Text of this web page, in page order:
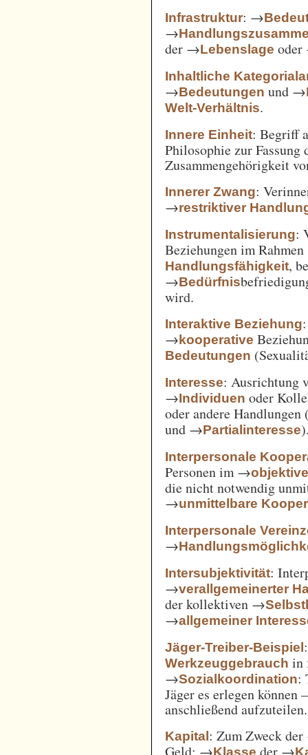
Infrastruktur: →
→
der →Lebenslage
Inhaltliche
→Bedeutungen und →
Welt-Verhältnis.
Innere Einheit: Begriff
Philosophie zur
Zusammengehörigkeit
Innerer Zwang:
→restriktiver
Instrumentalisierung:
Beziehungen im
Handlungsfähigkeit,
→Bedürfnis
wird.
Interaktive Beziehung
→kooperative
Bedeutungen
Interesse: Ausrichtung
→Individuen oder
oder andere
und →Partialinteresse
Interpersonale
Personen im →
die nicht notwendig
→unmittelbare
Interpersonale
→
Intersubjektivität:
→verallgemeinerter
der kollektiven →
→allgemeiner
Jäger-Treiber-Beispiel
Werkzeuggebrauch in
→Sozialkoordination:
Jäger es erlegen
anschließend aufzuteilen.
Kapital: Zum Zweck
Geld; →Klasse der →